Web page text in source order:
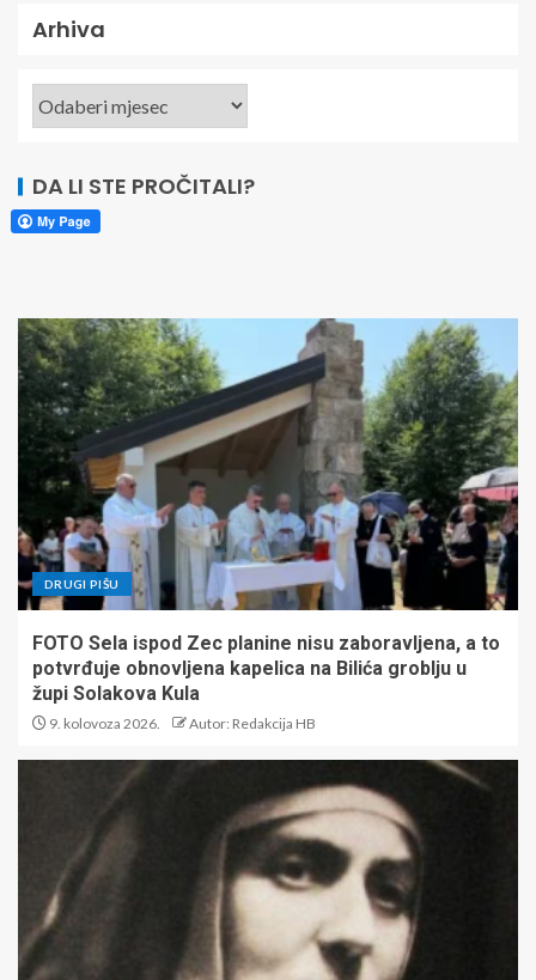
Arhiva
DA LI STE PROČITALI?
DRUGI PIŠU
FOTO Sela ispod Zec planine nisu zaboravljena, a to
potvrđuje obnovljena kapelica na Bilića groblju u
župi Solakova Kula
9. kolovoza 2026. Autor: Redakcija HB